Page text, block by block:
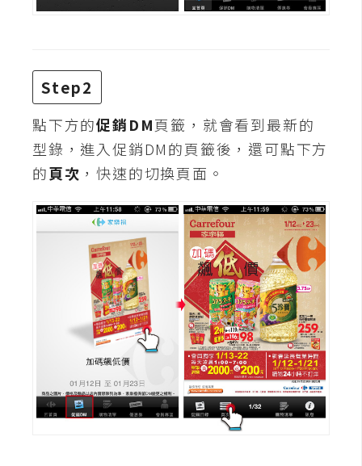
免
間
網
頁
設
計
C
S
Step2
點下方的促銷DM頁籤，就會看到最新的
型錄，進入促銷DM的頁籤後，還可點下方
的頁次 ，快速的切換頁面。